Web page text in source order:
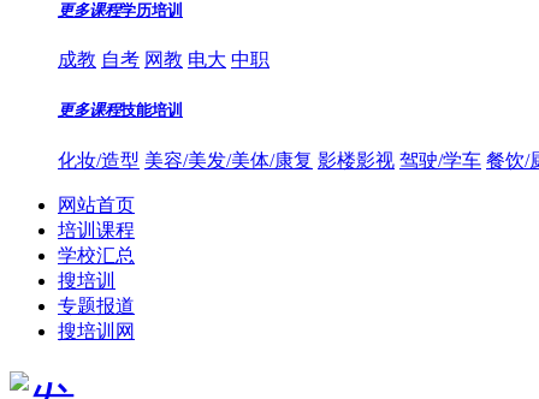
更多课程学历培训
成教 自考 网教 电大 中职
更多课程技能培训
化妆/造型 美容/美发/美体/康复 影楼影视 驾驶/学车 餐饮/
网站首页
培训课程
学校汇总
搜培训
专题报道
搜培训网